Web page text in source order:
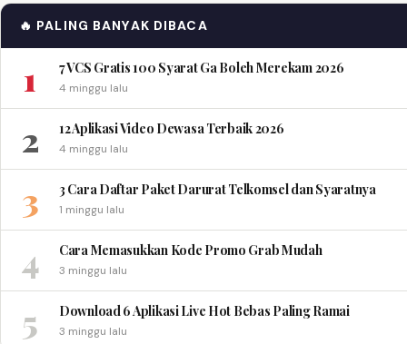
🔥 PALING BANYAK DIBACA
1 7 VCS Gratis 100 Syarat Ga Boleh Merekam 2026
4 minggu lalu
2 12 Aplikasi Video Dewasa Terbaik 2026
4 minggu lalu
3 3 Cara Daftar Paket Darurat Telkomsel dan Syaratnya
1 minggu lalu
4 Cara Memasukkan Kode Promo Grab Mudah
3 minggu lalu
5 Download 6 Aplikasi Live Hot Bebas Paling Ramai
3 minggu lalu